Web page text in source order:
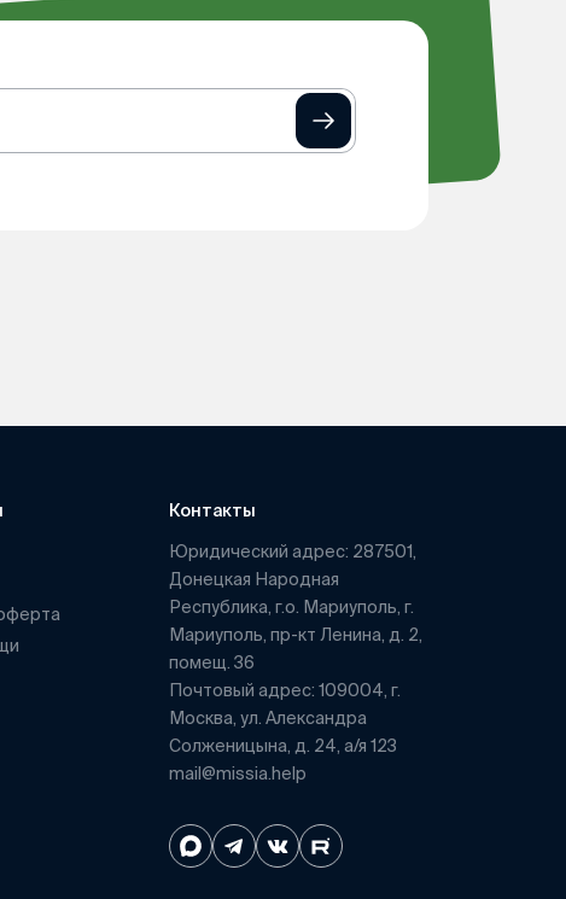
Контакты
Юридический адрес: 287501,
Донецкая Народная
Республика, г.о. Мариуполь, г.
Мариуполь, пр-кт Ленина, д. 2,
помещ. 36
Почтовый адрес: 109004, г.
Москва, ул. Александра
Солженицына, д. 24, а/я 123
mail@missia.help